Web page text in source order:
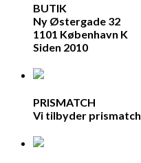
BUTIK
Ny Østergade 32
1101 København K
Siden 2010
PRISMATCH
Vi tilbyder prismatch